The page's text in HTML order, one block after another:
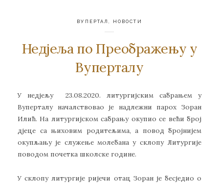
ВУПЕРТАЛ НОВОСТИ
Недјеља по Преображењу у
Вуперталу
У недјељу 23.08.2020. литургијским сабрањем у
Вуперталу началствовао је надлежни парох Зоран
Илић. На литургијском сабрању окупио се већи број
дјеце са њиховим родитељима, а повод бројнијем
окупљању је служење молебана у склопу Литургије
поводом почетка школске године.
У склопу литургије ријечи отац Зоран је бесједио о